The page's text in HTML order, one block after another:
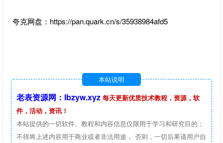
夸克网盘：https://pan.quark.cn/s/35938984afd5
本站说明
老表资源网：lbzyw.xyz 每天更新优质技术教程，资源，软
件，活动，资讯！
本站提供的一切软件、教程和内容信息仅限用于学习和研究目的；
不得将上述内容用于商业或者非法用途， 否则，一切后果请用户自